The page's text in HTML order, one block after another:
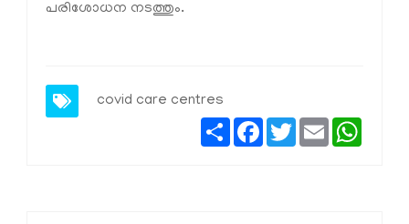
പരിശോധന നടത്തും.
covid care centres
ShareFacebook
TwitterEmail